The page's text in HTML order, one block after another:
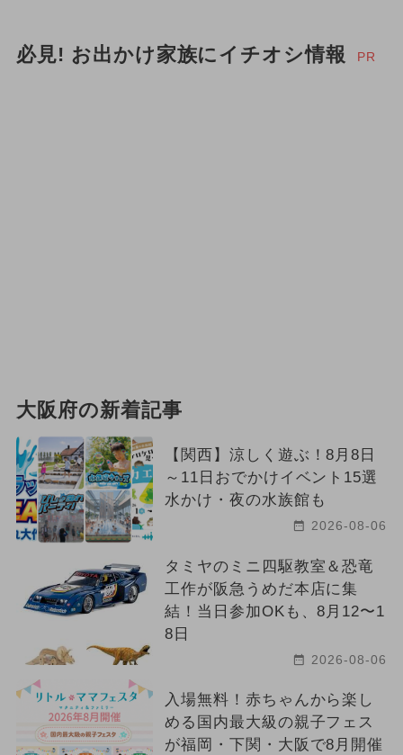
必見! お出かけ家族にイチオシ情報 PR
大阪府の新着記事
【関西】涼しく遊ぶ！8月8日
～11日おでかけイベント15選
水かけ・夜の水族館も
2026-08-06
タミヤのミニ四駆教室＆恐竜
工作が阪急うめだ本店に集
結！当日参加OKも、8月12〜1
8日
2026-08-06
入場無料！赤ちゃんから楽し
める国内最大級の親子フェス
が福岡・下関・大阪で8月開催